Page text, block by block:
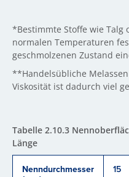
*Bestimmte Stoffe wie Talg
normalen Temperaturen
geschmolzenen Zustand
**Handelsübliche
Viskosität ist dadurch viel
Tabelle 2.10.3
Länge
Nenndurchmesser 15